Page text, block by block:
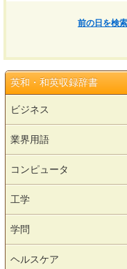
前の日を検索
英和・和英収録辞書
ビジネス
業界用語
コンピュータ
工学
学問
ヘルスケア